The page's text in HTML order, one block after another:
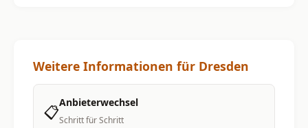
Weitere Informationen für Dresden
📋Anbieterwechsel
Schritt für Schritt